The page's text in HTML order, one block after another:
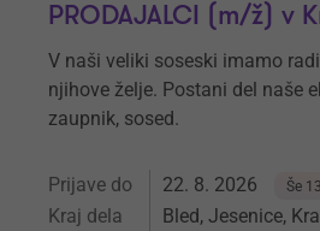
PRODAJALCI (m/ž) v
V naši veliki soseski imamo
njihove želje. Postani del naše
zaupnik, sosed.
Prijave do 22. 8. 2026 Še
Kraj dela
Bled, Jesenice,